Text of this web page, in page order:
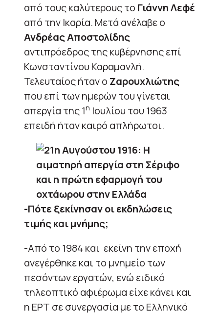
από τους καλύτερους το Γιάννη Λεφέ
από την Ικαρία. Μετά ανέλαβε ο
Ανδρέας Αποστολίδης
αντιπρόεδρος της κυβέρνησης επί
Κωνσταντίνου Καραμανλή.
Τελευταίος ήταν ο Ζαρουχλιώτης
που επί των ημερών του γίνεται
απεργία της 1η Ιουλίου του 1963
επειδή ήταν καιρό απλήρωτοι.
-Πότε ξεκίνησαν οι εκδηλώσεις
τιμής και μνήμης;
-Από το 1984 και εκείνη την εποχή
ανεγέρθηκε και το μνημείο των
πεσόντων εργατών, ενώ ειδικό
τηλεοπτικό αφιέρωμα είχε κάνει και
η ΕΡΤ σε συνεργασία με το Ελληνικό